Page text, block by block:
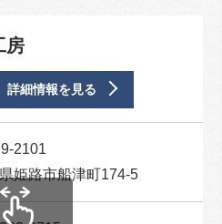
房
詳細情報を見る
2101
姫路市船津町174-5